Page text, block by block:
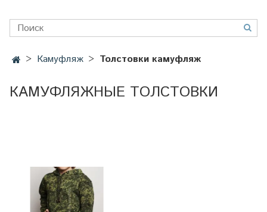
Камуфляж Толстовки камуфляж
КАМУФЛЯЖНЫЕ ТОЛСТОВКИ